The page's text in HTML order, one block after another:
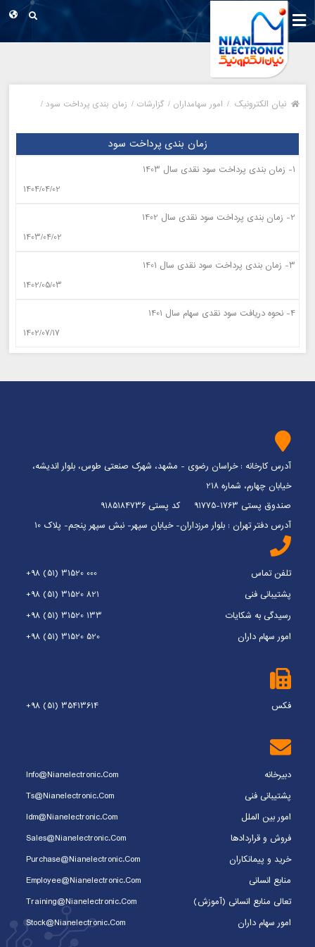
نیان الکترونیک / امور سهامداران / گزارشات / زمان بندی پرداخت سود /
زمان بندی پرداخت سود
1- زمان بندی پرداخت سود نقدی سال 1403
1404/04/02
2- زمان بندی پرداخت سود نقدی سال 1402
1403/04/02
3- زمان بندی پرداخت سود نقدی سال 1401
1402/05/03
4- نحوه دریافت سود نقدی سهام سال 1401
1402/07/17
آدرس کارخانه : خراسان رضوی - مشهد، شهرک صنعتی طوس، بلوار اندیشه،
خیابان چهارم، شماره 218
صندوق پستی 1763-91775 کد پستی 9185184736
آدرس دفتر تهران : بلوار مرزداران- خیابان سپهر- نبش سپهر پنجم- پلاک 10
تلفن تماس
+98 (51) 31520 000
پشتیبانی فنی
+98 (51) 31520 821
رسیدگی به شکایات
+98 (51) 31520 133
امور سهام داران
+98 (51) 31520 520
فکس +98 (51) 35413614
دبیرخانه
Info@nianelectronic.com
پشتیبانی فنی
Ts@nianelectronic.com
امور بین الملل
Idm@nianelectronic.com
فروش و قراردادها
Sales@nianelectronic.com
خرید و پیمانکاران
Purchase@nianelectronic.com
منابع انسانی
Employee@nianelectronic.com
تعالی منابع انسانی (آموزش)
Training@nianelectronic.com
امور سهام داران
Stock@nianelectronic.com